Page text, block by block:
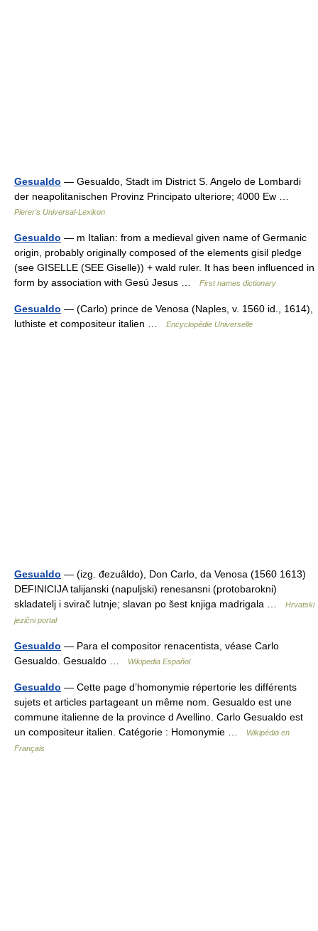
Gesualdo — Gesualdo, Stadt im District S. Angelo de Lombardi
der neapolitanischen Provinz Principato ulteriore; 4000 Ew …
Pierer's Universal-Lexikon
Gesualdo — m Italian: from a medieval given name of Germanic
origin, probably originally composed of the elements gisil pledge
(see GISELLE (SEE Giselle)) + wald ruler. It has been influenced in
form by association with Gesú Jesus …
First names dictionary
Gesualdo — (Carlo) prince de Venosa (Naples, v. 1560 id., 1614),
luthiste et compositeur italien …
Encyclopédie Universelle
Gesualdo — (izg. đezuȃldo), Don Carlo, da Venosa (1560 1613)
DEFINICIJA talijanski (napuljski) renesansni (protobarokni)
skladatelj i svirač lutnje; slavan po šest knjiga madrigala …
Hrvatski
jezični portal
Gesualdo — Para el compositor renacentista, véase Carlo
Gesualdo. Gesualdo …
Wikipedia Español
Gesualdo — Cette page d’homonymie répertorie les différents
sujets et articles partageant un même nom. Gesualdo est une
commune italienne de la province d Avellino. Carlo Gesualdo est
un compositeur italien. Catégorie : Homonymie …
Wikipédia en
Français